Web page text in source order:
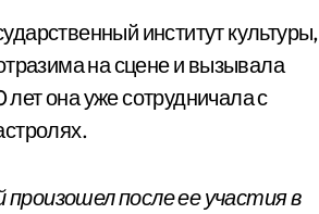
институт культуры,
на сцене и вызывала
она уже сотрудничала с
после ее участия в